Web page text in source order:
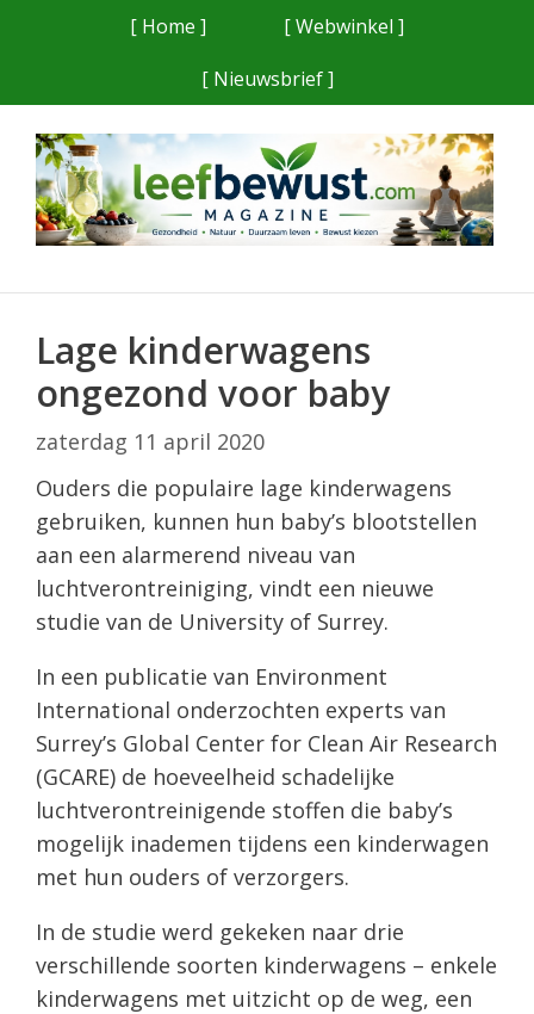
[ Home ]
[ Webwinkel ]
[ Nieuwsbrief ]
Lage kinderwagens
ongezond voor baby
zaterdag 11 april 2020
Ouders die populaire lage kinderwagens
gebruiken, kunnen hun baby’s blootstellen
aan een alarmerend niveau van
luchtverontreiniging, vindt een nieuwe
studie van de University of Surrey.
In een publicatie van Environment
International onderzochten experts van
Surrey’s Global Center for Clean Air Research
(GCARE) de hoeveelheid schadelijke
luchtverontreinigende stoffen die baby’s
mogelijk inademen tijdens een kinderwagen
met hun ouders of verzorgers.
In de studie werd gekeken naar drie
verschillende soorten kinderwagens – enkele
kinderwagens met uitzicht op de weg, een